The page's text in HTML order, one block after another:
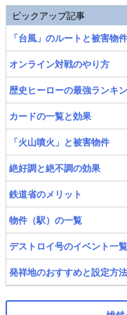
ピックアップ記事
「台風」のルートと被害物件
オンライン対戦のやり方
歴史ヒーローの最強ランキ
カードの一覧と効果
「火山噴火」と被害物件
絶好調と絶不調の効果
鉄道省のメリット
物件（駅）の一覧
デストロイ号のイベント一覧
発祥地のおすすめと設定方法